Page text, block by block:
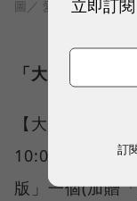
圖／ 愛金卡提供
「大同寶寶
【大同寶寶-眨
10:00起 通路：
版」一個(加贈
訂